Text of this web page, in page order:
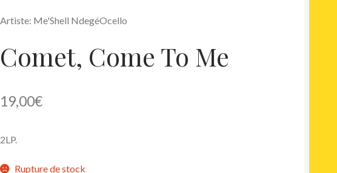
Artiste: Me'Shell NdegéOcello
Comet, Come To Me
19,00€
2LP.
Rupture de stock